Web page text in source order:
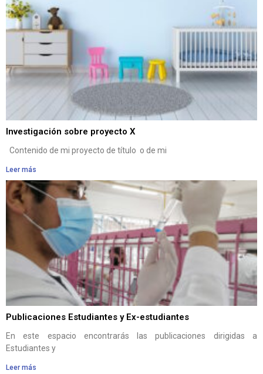
Investigación sobre proyecto X
Contenido de mi proyecto de título o de mi
Leer más
Publicaciones Estudiantes y Ex-estudiantes
En este espacio encontrarás las publicaciones dirigidas a
Estudiantes y
Leer más